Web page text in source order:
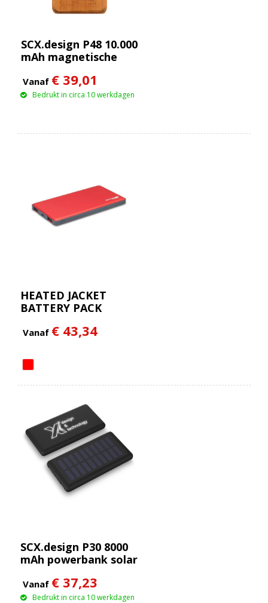
SCX.design P48 10.000
mAh magnetische
van 15 W
Vanaf € 39,01
Bedrukt in circa 10 werkdagen
HEATED JACKET
BATTERY PACK
Vanaf € 43,34
SCX.design P30 8000
mAh powerbank solar
Vanaf € 37,23
Bedrukt in circa 10 werkdagen